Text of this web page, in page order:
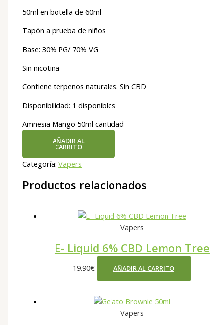
50ml en botella de 60ml
Tapón a prueba de niños
Base: 30% PG/ 70% VG
Sin nicotina
Contiene terpenos naturales. Sin CBD
Disponibilidad: 1 disponibles
Amnesia Mango 50ml cantidad
AÑADIR AL
CARRITO
Categoría:Vapers
Productos relacionados
Vapers
E- Liquid 6% CBD Lemon Tree
19.90€ AÑADIR AL CARRITO
Vapers